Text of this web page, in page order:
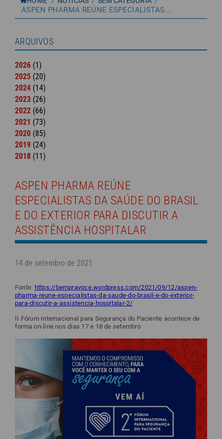
ASPEN PHARMA REÚNE ESPECIALISTAS...
ASPEN PHARMA REÚNE
ESPECIALISTAS DA SAÚDE DO BRASIL
E DO EXTERIOR PARA DISCUTIR A
ASSISTÊNCIA HOSPITALAR
14 de setembro de 2021
Fonte: https://bempravoce.wordpress.com/2021/09/12/aspen-
pharma-reune-especialistas-da-saude-do-brasil-e-do-exterior-
para-discutir-a-assistencia-hospitalar-2/
II Fórum Internacional para Segurança do Paciente acontece de
forma on-line nos dias 17 e 18 de setembro
ARQUIVOS
2026 (1)
2025 (20)
2024 (14)
2023 (26)
2022 (66)
2021 (73)
2020 (85)
2019 (24)
2018 (11)